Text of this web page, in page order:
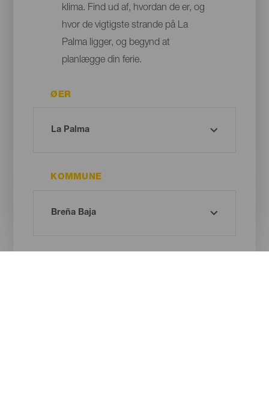
klima. Find ud af, hvordan de er, og
hvor de vigtigste strande på La
Palma ligger, og begynd at
planlægge din ferie.
ØER
KOMMUNE